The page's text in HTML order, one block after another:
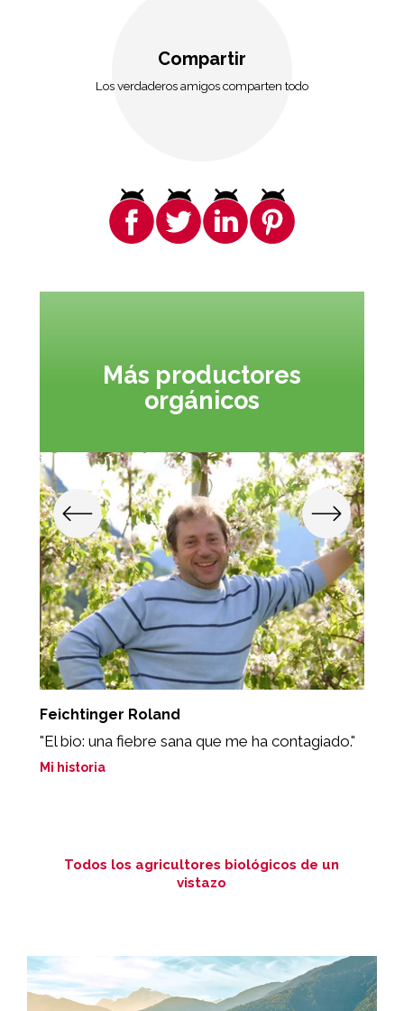
Compartir
Los verdaderos amigos comparten todo
Más productores
orgánicos
Feichtinger Roland
"El bio: una fiebre sana que me ha contagiado."
Mi historia
Todos los agricultores biológicos de un
vistazo